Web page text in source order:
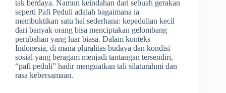
tak berdaya. Namun keindahan dari sebuah gerakan
seperti Pafi Peduli adalah bagaimana ia
membuktikan satu hal sederhana: kepedulian kecil
dari banyak orang bisa menciptakan gelombang
perubahan yang luar biasa. Dalam konteks
Indonesia, di mana pluralitas budaya dan kondisi
sosial yang beragam menjadi tantangan tersendiri,
“pafi peduli” hadir menguatkan tali silaturahmi dan
rasa kebersamaan.